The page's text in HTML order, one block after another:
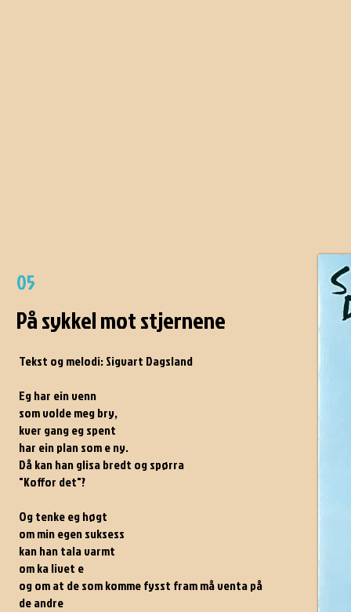
05
På sykkel mot stjernene
Tekst og melodi: Sigvart Dagsland
Eg har ein venn
som volde meg bry,
kver gang eg spent
har ein plan som e ny.
Då kan han glisa bredt og spørra
"Koffor det"?
Og tenke eg høgt
om min egen suksess
kan han tala varmt
om ka livet e
og om at de som komme fysst fram må venta på
de andre